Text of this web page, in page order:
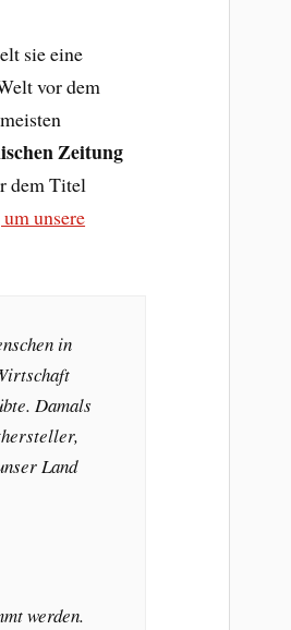
sie eine
vor dem
Zeitung
dem Titel
unsere
in
Damals
Land
werden.